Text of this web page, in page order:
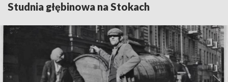
Studnia głębinowa na Stokach